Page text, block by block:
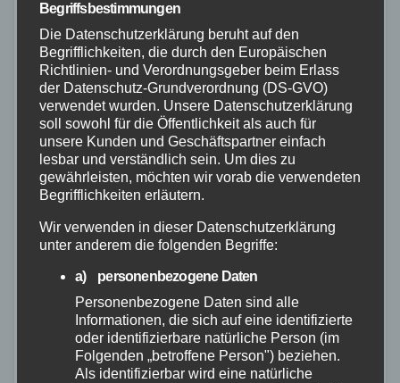
ALTENKIRCHEN POLIZEI RETTUNGSDIENST
Körperverletzung durch Schlag
mit einem Bierkrug
25. SEP. 2023
Am 24.09.2023 kam es gegen 02:42 Uhr in der
Kaplan-Dasbach-Straße, im Rahmen des dortigen
Begriffsbestimmungen
Die Datenschutzerklärung beruht auf den
Begrifflichkeiten, die durch den Europäischen
Richtlinien- und Verordnungsgeber beim Erlass
der Datenschutz-Grundverordnung (DS-GVO)
verwendet wurden. Unsere Datenschutzerklärung
soll sowohl für die Öffentlichkeit als auch für
unsere Kunden und Geschäftspartner einfach
lesbar und verständlich sein. Um dies zu
gewährleisten, möchten wir vorab die verwendeten
Begrifflichkeiten erläutern.
Wir verwenden in dieser Datenschutzerklärung
unter anderem die folgenden Begriffe:
a) personenbezogene Daten
Personenbezogene Daten sind alle
Informationen, die sich auf eine identifizierte
oder identifizierbare natürliche Person (im
Folgenden „betroffene Person") beziehen.
Als identifizierbar wird eine natürliche